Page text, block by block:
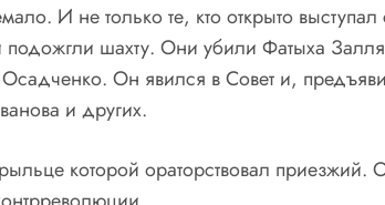
И не только те, кто открыто
шахту. Они убили Фатыха
Он явился в Совет и,
и других.
которой ораторствовал